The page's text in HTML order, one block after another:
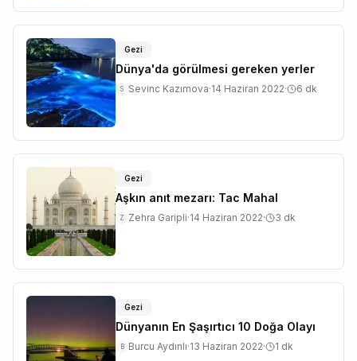
Gezi
Dünya'da görülmesi gereken yerler
S Sevinc Kazımova·14 Haziran 2022· 6 dk
Gezi
Aşkın anıt mezarı: Tac Mahal
Z Zehra Garipli·14 Haziran 2022· 3 dk
Gezi
Dünyanın En Şaşırtıcı 10 Doğa Olayı
B Burcu Aydınlı·13 Haziran 2022· 1 dk